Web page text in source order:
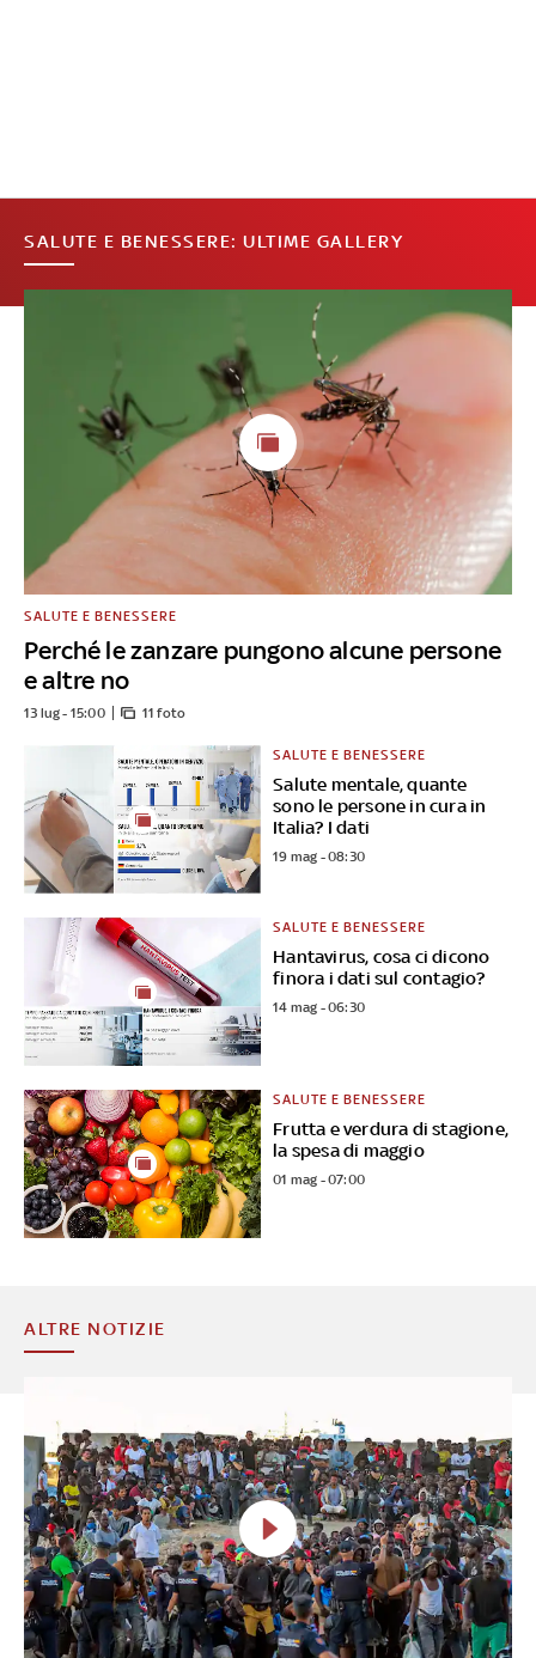
SALUTE E BENESSERE: ULTIME GALLERY
Perché le zanzare pungono alcune persone
e altre no
SALUTE E BENESSERE
13 lug - 15:00 11 foto
Salute mentale, quante
sono le persone in cura in
Italia? I dati
SALUTE E BENESSERE
19 mag - 08:30
Hantavirus, cosa ci dicono
finora i dati sul contagio?
SALUTE E BENESSERE
14 mag - 06:30
Frutta e verdura di stagione,
la spesa di maggio
SALUTE E BENESSERE
01 mag - 07:00
ALTRE NOTIZIE